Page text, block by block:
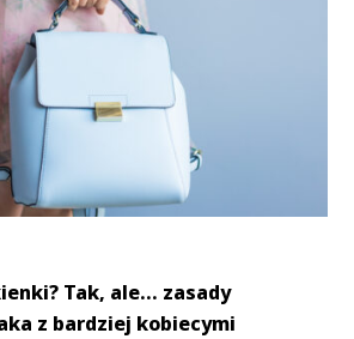
Tak, ale… zasady
z bardziej kobiecymi